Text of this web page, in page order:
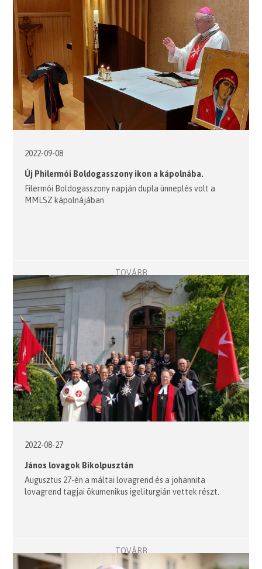
2022-09-08
Új Philermói Boldogasszony ikon a kápolnába.
Filermói Boldogasszony napján dupla ünneplés volt a
MMLSZ kápolnájában
TOVÁBB
2022-08-27
János lovagok Bikolpusztán
Augusztus 27-én a máltai lovagrend és a johannita
lovagrend tagjai ökumenikus igeliturgián vettek részt.
TOVÁBB